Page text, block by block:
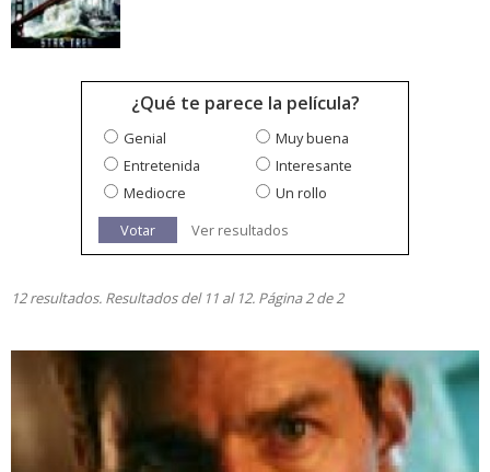
¿Qué te parece la película?
Genial
Muy buena
Entretenida
Interesante
Mediocre
Un rollo
Votar
Ver resultados
12 resultados. Resultados del 11 al 12. Página 2 de 2